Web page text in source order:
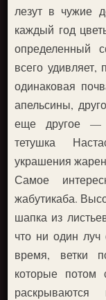
лезут в чужие
каждый год
определенный
всего
одинаковая
апельсины,
еще другое —
тетушка
украшения
Самое
жабутикаба.
шапка из
что ни один луч
время, ветки
которые
раскрываются